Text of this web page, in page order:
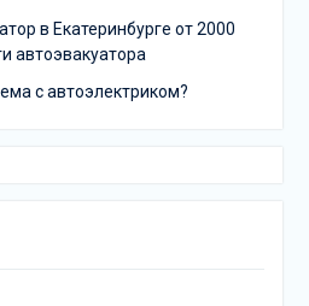
в Екатеринбурге от 2000
автоэвакуатора
с автоэлектриком?